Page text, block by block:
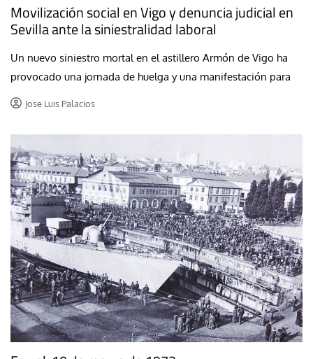
Movilización social en Vigo y denuncia judicial en
Sevilla ante la siniestralidad laboral
Un nuevo siniestro mortal en el astillero Armón de Vigo ha
provocado una jornada de huelga y una manifestación para
Jose Luis Palacios